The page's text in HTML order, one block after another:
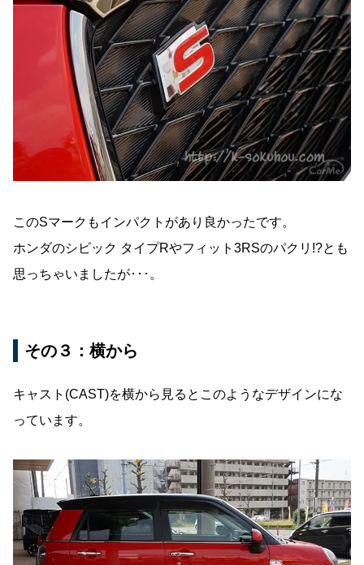
このSマークもインパクトがあり良かったです。
ホンダのシビック タイプRやフィット3RSのパクリ!?とも
思っちゃいましたが･･･。
その３：横から
キャスト(CAST)を横から見るとこのようなデザインにな
っています。